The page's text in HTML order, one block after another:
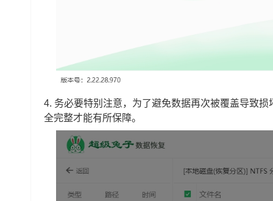
4. 务必要特别注意，为了避免数据再次被覆盖导致
全完整才能有所保障。